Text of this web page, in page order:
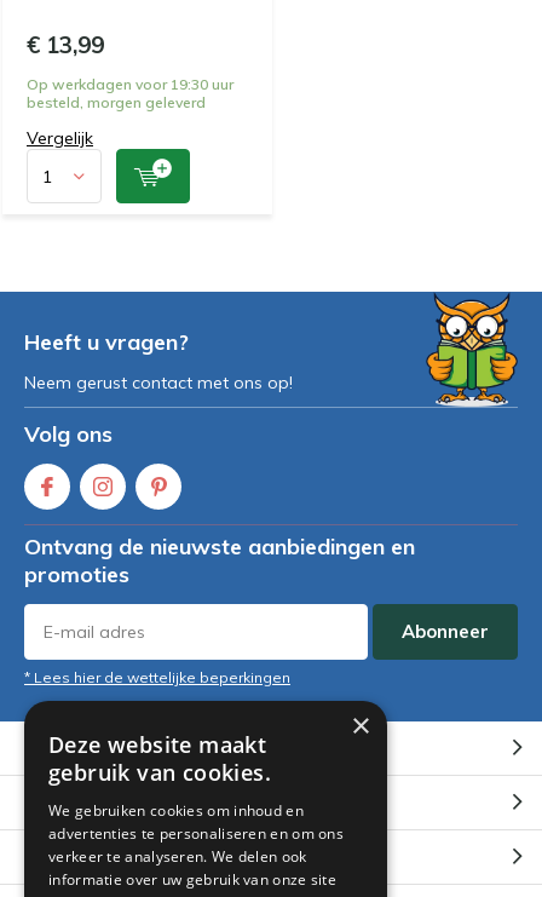
€ 13,99
Op werkdagen voor 19:30 uur
besteld, morgen geleverd
Vergelijk
Heeft u vragen?
Neem gerust contact met ons op!
Volg ons
Ontvang de nieuwste aanbiedingen en
promoties
Abonneer
* Lees hier de wettelijke beperkingen
Klantenservice
Mijn account
Categorieën
×
Deze website maakt
gebruik van cookies.
We gebruiken cookies om inhoud en
advertenties te personaliseren en om ons
verkeer te analyseren. We delen ook
informatie over uw gebruik van onze site